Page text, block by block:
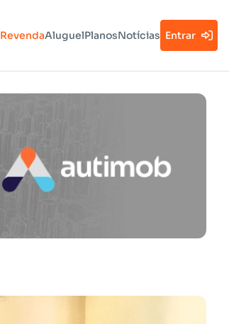
RevendaAluguelPlanosNotícias Entrar